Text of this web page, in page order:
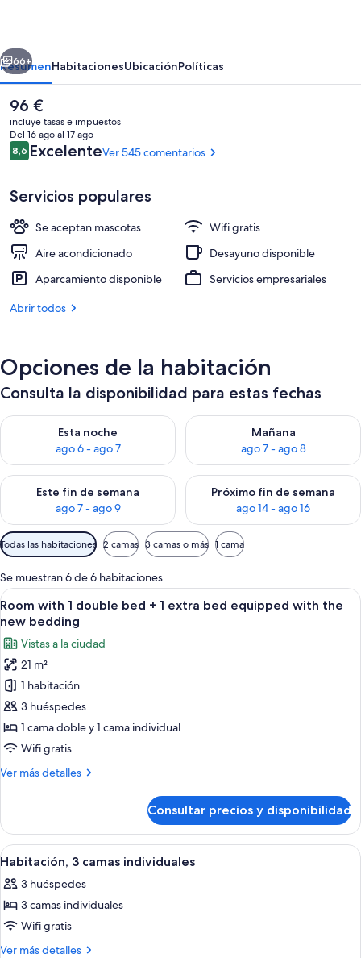
Exterior
Siguiente
66+
ResumenHabitacionesUbicaciónPolíticas
El
precio
actual
es
de
96 €
incluye tasas e impuestos
Del 16 ago al 17 ago
Comentarios
8,68,6 de 10
ExcelenteVer 545 comentarios
Servicios populares
Se aceptan mascotas
Wifi gratis
Aire acondicionado
Desayuno disponible
Aparcamiento disponible
Servicios empresariales
Abrir todos
Opciones de la habitación
Consulta la disponibilidad para estas fechas
Esta noche
ago 6 - ago 7
Consulta la disponibilidad para esta noche, ago 6 - ago 7
Mañana
ago 7 - ago 8
Consulta la disponibilidad
Este fin de semana
ago 7 - ago 9
Consulta la disponibilidad para este fin de semana, ago 7 -
Próximo fin de semana
ago 14 - ago 16
Consulta la disponibilidad
Filtros
disponibles
para
las
habitaciones
Todas las habitaciones 2 camas 3 camas o más 1 cama
Se muestran 6 de 6 habitaciones
Abrir
todas
las
fotos
de
Room
with
1
double
+
bed
equipped
with
the
new
bedding
Room with 1 double bed + 1 extra
11
Room with 1 double bed + 1 extra bed equipped with the
new bedding
Vistas a la ciudad
21 m²
1 habitación
3 huéspedes
1 cama doble y 1 cama individual
Wifi gratis
Ver más detalles
Más
with
double
+
bed
equipped
Consultar precios y disponibilidad
Abrir
todas
las
fotos
de
Habitación,
Una habitación de hotel con dos
9
Habitación, 3 camas individuales
3 huéspedes
3 camas individuales
Wifi gratis
Ver más detalles
Más